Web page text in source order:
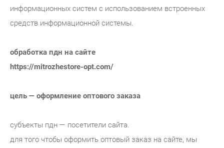
информационных систем с использованием встроенных
средств информационной системы.
обработка пдн на сайте
https://mitrozhestore-opt.com/
цель — оформление оптового заказа
субъекты пдн — посетители сайта.
для того чтобы оформить оптовый заказ на сайте, мы